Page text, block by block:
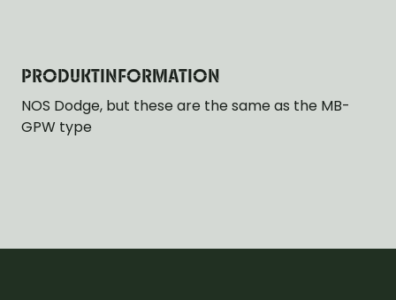
PRODUKTINFORMATION
NOS Dodge, but these are the same as the MB-
GPW type